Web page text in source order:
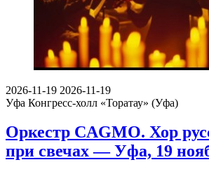
2026-11-19 2026-11-19
Уфа Конгресс-холл «Торатау» (Уфа)
Оркестр CAGMO. Хор
при свечах — Уфа, 19